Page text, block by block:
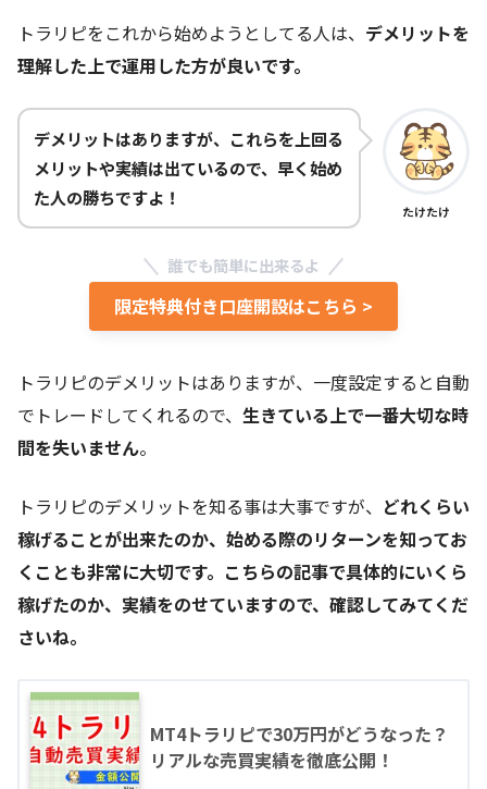
トラリピをこれから始めようとしてる人は、 デメリットを
理解した上で運用した方が良いです。
デメリットはありますが、これらを上回る
メリットや実績は出ているので、早く始め
た人の勝ちですよ！
たけたけ
誰でも簡単に出来るよ
限定特典付き口座開設はこちら >
トラリピのデメリットはありますが、一度設定すると自動
でトレードしてくれるので、 生きている上で一番大切な時
間を失いません。
トラリピのデメリットを知る事は大事ですが、 どれくらい
稼げることが出来たのか、始める際のリターンを知ってお
くことも非常に大切です。こちらの記事で具体的にいくら
稼げたのか、実績をのせていますので、確認してみてくだ
さいね。
MT4トラリピで30万円がどうなった？
リアルな売買実績を徹底公開！